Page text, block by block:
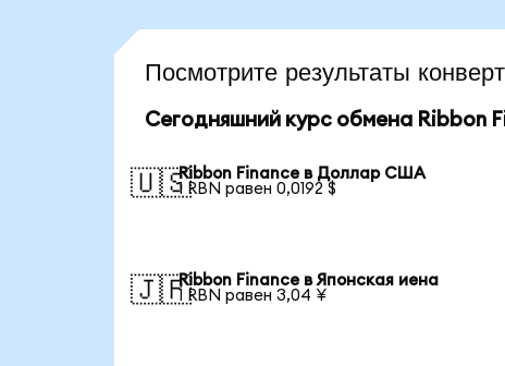
Посмотрите результаты
Сегодняшний курс обмена Ribbon
🇺🇸Ribbon Finance в Доллар США
1 RBN равен 0,0192 $
🇯🇵Ribbon Finance в Японская иена
1 RBN равен 3,04 ¥